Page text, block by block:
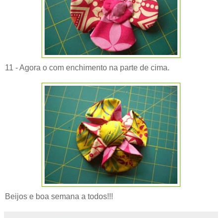
11 - Agora o com enchimento na parte de cima.
Beijos e boa semana a todos!!!